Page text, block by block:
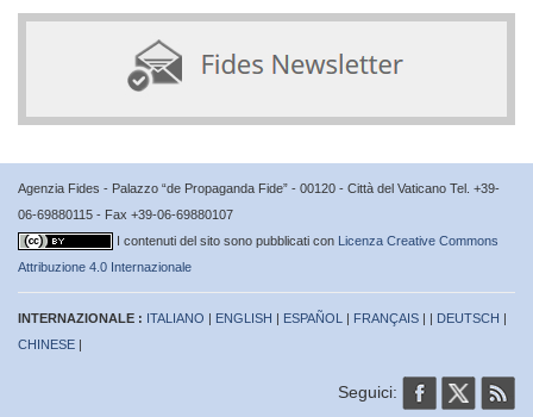
Agenzia Fides - Palazzo “de Propaganda Fide” - 00120 - Città del Vaticano Tel. +39-
06-69880115 - Fax +39-06-69880107
I contenuti del sito sono pubblicati con Licenza Creative Commons
Attribuzione 4.0 Internazionale
INTERNAZIONALE : ITALIANO | ENGLISH | ESPAÑOL | FRANÇAIS | | DEUTSCH |
CHINESE |
Seguici: